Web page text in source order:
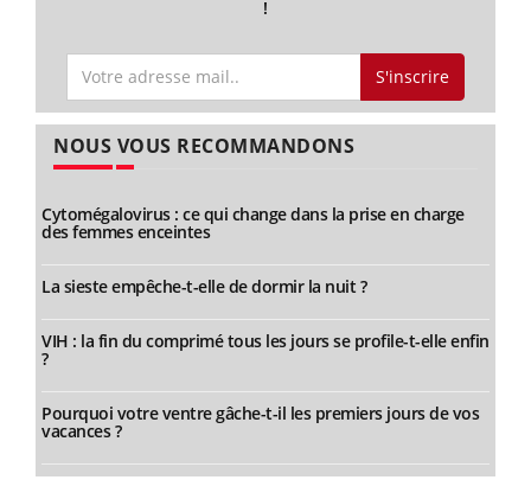
!
S'inscrire
NOUS VOUS RECOMMANDONS
Cytomégalovirus : ce qui change dans la prise en charge
des femmes enceintes
La sieste empêche-t-elle de dormir la nuit ?
VIH : la fin du comprimé tous les jours se profile-t-elle enfin
?
Pourquoi votre ventre gâche-t-il les premiers jours de vos
vacances ?